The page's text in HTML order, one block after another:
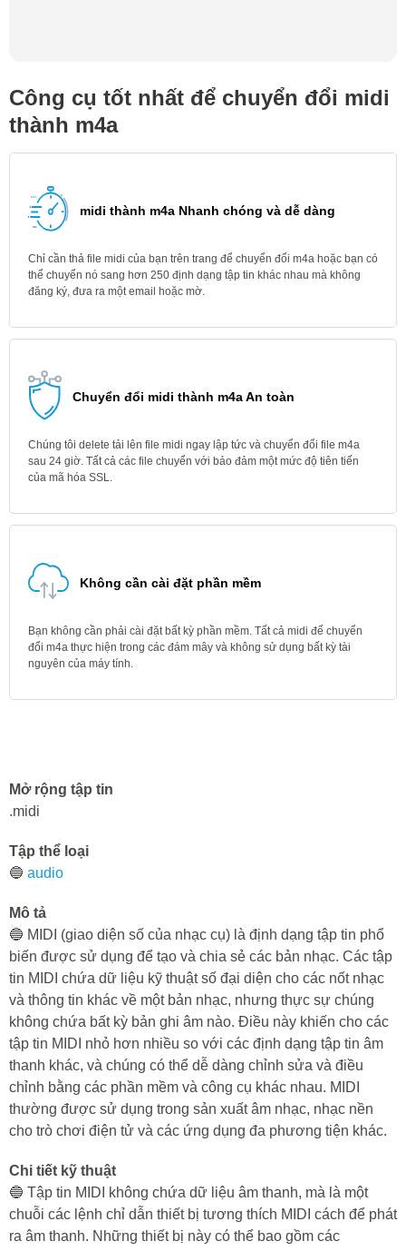
Công cụ tốt nhất để chuyển đổi midi
thành m4a
midi thành m4a Nhanh chóng và dễ dàng
Chỉ cần thả file midi của bạn trên trang để chuyển đổi m4a hoặc bạn có
thể chuyển nó sang hơn 250 định dạng tập tin khác nhau mà không
đăng ký, đưa ra một email hoặc mờ.
Chuyển đổi midi thành m4a An toàn
Chúng tôi delete tải lên file midi ngay lập tức và chuyển đổi file m4a
sau 24 giờ. Tất cả các file chuyển với bảo đảm một mức độ tiên tiến
của mã hóa SSL.
Không cần cài đặt phần mềm
Bạn không cần phải cài đặt bất kỳ phần mềm. Tất cả midi để chuyển
đổi m4a thực hiện trong các đám mây và không sử dụng bất kỳ tài
nguyên của máy tính.
Mở rộng tập tin
.midi
Tập thể loại
🔵 audio
Mô tả
🔵 MIDI (giao diện số của nhạc cụ) là định dạng tập tin phổ
biến được sử dụng để tạo và chia sẻ các bản nhạc. Các tập
tin MIDI chứa dữ liệu kỹ thuật số đại diện cho các nốt nhạc
và thông tin khác về một bản nhạc, nhưng thực sự chúng
không chứa bất kỳ bản ghi âm nào. Điều này khiến cho các
tập tin MIDI nhỏ hơn nhiều so với các định dạng tập tin âm
thanh khác, và chúng có thể dễ dàng chỉnh sửa và điều
chỉnh bằng các phần mềm và công cụ khác nhau. MIDI
thường được sử dụng trong sản xuất âm nhạc, nhạc nền
cho trò chơi điện tử và các ứng dụng đa phương tiện khác.
Chi tiết kỹ thuật
🔵 Tập tin MIDI không chứa dữ liệu âm thanh, mà là một
chuỗi các lệnh chỉ dẫn thiết bị tương thích MIDI cách để phát
ra âm thanh. Những thiết bị này có thể bao gồm các